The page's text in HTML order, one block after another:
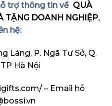
trợ thông tin về QUÀ
TẶNG DOANH NGHIỆP,
hệ:
Láng, P. Ngã Tư Sở, Q.
Hà Nội
– Email hỗ